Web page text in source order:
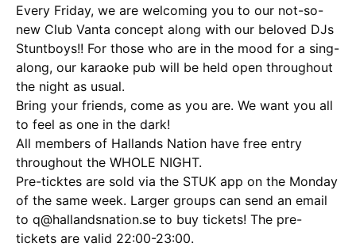
Every Friday, we are welcoming you to our not-so-
new Club Vanta concept along with our beloved DJs
Stuntboys!! For those who are in the mood for a sing-
along, our karaoke pub will be held open throughout
the night as usual.
Bring your friends, come as you are. We want you all
to feel as one in the dark!
All members of Hallands Nation have free entry
throughout the WHOLE NIGHT.
Pre-ticktes are sold via the STUK app on the Monday
of the same week. Larger groups can send an email
to q@hallandsnation.se to buy tickets! The pre-
tickets are valid 22:00-23:00.